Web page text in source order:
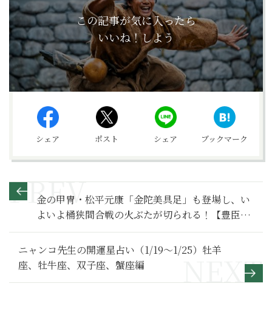
この記事が気に入ったら
いいね！しよう
シェア ポスト シェア ブックマーク
金の甲冑・松平元康「金陀美具足」も登場し、い
よいよ桶狭間合戦の火ぶたが切られる！【豊臣兄
弟！ 満喫リポート】３
ニャンコ先生の開運星占い（1/19～1/25）牡羊
座、牡牛座、双子座、蟹座編